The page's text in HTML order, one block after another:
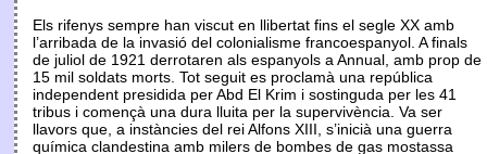
Els rifenys sempre han viscut en llibertat fins el segle XX amb
l’arribada de la invasió del colonialisme francoespanyol. A finals
de juliol de 1921 derrotaren als espanyols a Annual, amb prop de
15 mil soldats morts. Tot seguit es proclamà una república
independent presidida per Abd El Krim i sostinguda per les 41
tribus i començà una dura lluita per la supervivència. Va ser
llavors que, a instàncies del rei Alfons XIII, s’inicià una guerra
química clandestina amb milers de bombes de gas mostassa